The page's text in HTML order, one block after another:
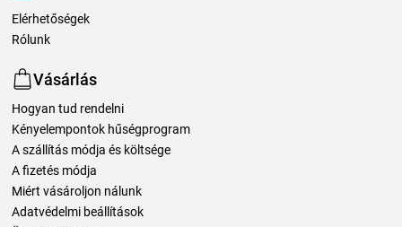
Elérhetőségek
Rólunk
Vásárlás
Hogyan tud rendelni
Kényelempontok hűségprogram
A szállítás módja és költsége
A fizetés módja
Miért vásároljon nálunk
Adatvédelmi beállítások